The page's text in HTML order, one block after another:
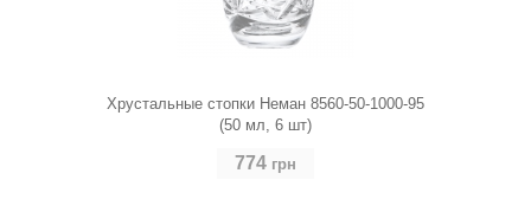
Хрустальные стопки Неман 8560-50-1000-95
(50 мл, 6 шт)
774 грн